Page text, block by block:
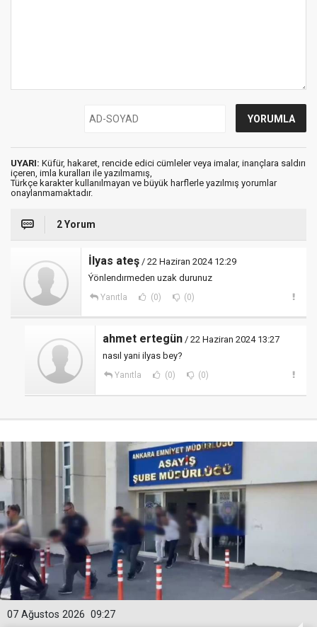
UYARI: Küfür, hakaret, rencide edici cümleler veya imalar, inançlara saldırı
içeren, imla kuralları ile yazılmamış,
Türkçe karakter kullanılmayan ve büyük harflerle yazılmış yorumlar
onaylanmamaktadır.
2 Yorum
İlyas ateş / 22 Haziran 2024 12:29
Ýönlendırmeden uzak durunuz
Yanıtla (0) (0)
ahmet ertegün / 22 Haziran 2024 13:27
nasıl yani ilyas bey?
Yanıtla (0) (0)
09:27
07 Ağustos 2026